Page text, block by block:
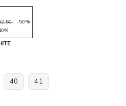
-50%
40 41